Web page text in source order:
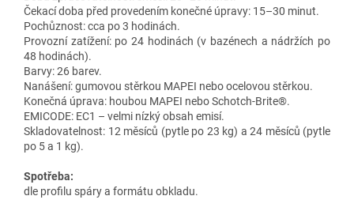
Čekací doba před provedením konečné úpravy: 15–30 minut.
Pochůznost: cca po 3 hodinách.
Provozní zatížení: po 24 hodinách (v bazénech a nádržích po
48 hodinách).
Barvy: 26 barev.
Nanášení: gumovou stěrkou MAPEI nebo ocelovou stěrkou.
Konečná úprava: houbou MAPEI nebo Schotch-Brite®.
EMICODE: EC1 – velmi nízký obsah emisí.
Skladovatelnost: 12 měsíců (pytle po 23 kg) a 24 měsíců (pytle
po 5 a 1 kg).
Spotřeba:
dle profilu spáry a formátu obkladu.